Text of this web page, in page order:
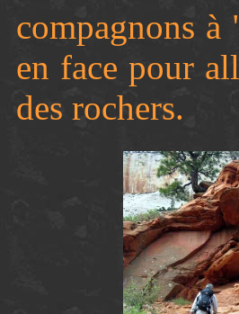
compagnons
en face pour
des rochers.